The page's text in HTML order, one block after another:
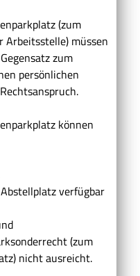
(zum
Arbeitsstelle) müssen
zum
persönlichen
können
verfügbar
(zum
nicht ausreicht.